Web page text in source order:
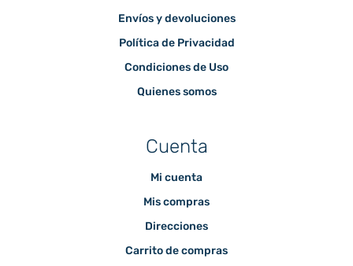
Envíos y devoluciones
Política de Privacidad
Condiciones de Uso
Quienes somos
Cuenta
Mi cuenta
Mis compras
Direcciones
Carrito de compras